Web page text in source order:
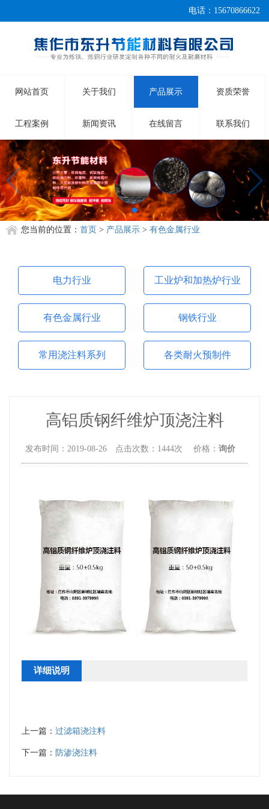
电话：15670866622
网站首页 关于我们 产品展示 资质荣誉
工程案例 新闻资讯 在线留言 联系我们
您当前的位置： 首页 > 产品展示 > 有色金属行业
电力行业 工业炉和加热炉行业
有色金属行业 钢铁行业
常用浇注料系列 各类耐火预制件
高铝质钢纤维炉顶浇注料
发布时间：2019-08-26 点击次数：1444次 价格： 询价
详细说明
上一篇： 过滤箱浇注料
下一篇： 防渗浇注料